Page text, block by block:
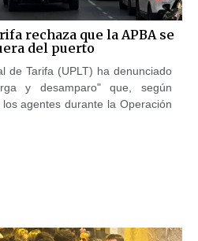
rechaza que la APBA se
del puerto
de Tarifa (UPLT) ha denunciado
y desamparo" que, según
agentes durante la Operación